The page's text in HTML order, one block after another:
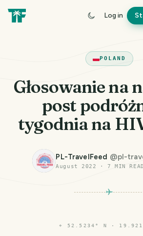
Log in
POLAND
Głosowanie na
post
tygodnia na
PL-TravelFeed @pl-
August 2022 ·7 MIN READ
⌖ 52.5234° N ·